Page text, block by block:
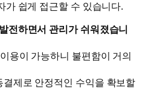
가 쉽게 접근할 수 있습니다.
전하면서 관리가 쉬워졌습니
용이 가능하니 불편함이 거의
제로 안정적인 수익을 확보할